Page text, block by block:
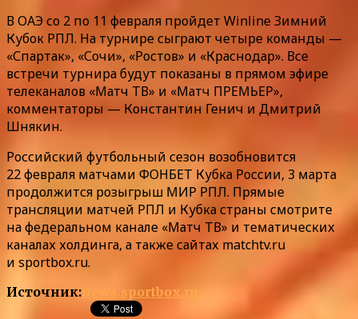
В ОАЭ со 2 по 11 февраля пройдет Winline Зимний
Кубок РПЛ. На турнире сыграют четыре команды —
«Спартак», «Сочи», «Ростов» и «Краснодар». Все
встречи турнира будут показаны в прямом эфире
телеканалов «Матч ТВ» и «Матч ПРЕМЬЕР»,
комментаторы — Константин Генич и Дмитрий
Шнякин.
Российский футбольный сезон возобновится
22 февраля матчами ФОНБЕТ Кубка России, 3 марта
продолжится розыгрыш МИР РПЛ. Прямые
трансляции матчей РПЛ и Кубка страны смотрите
на федеральном канале «Матч ТВ» и тематических
каналах холдинга, а также сайтах matchtv.ru
и sportbox.ru.
Источник: news.sportbox.ru